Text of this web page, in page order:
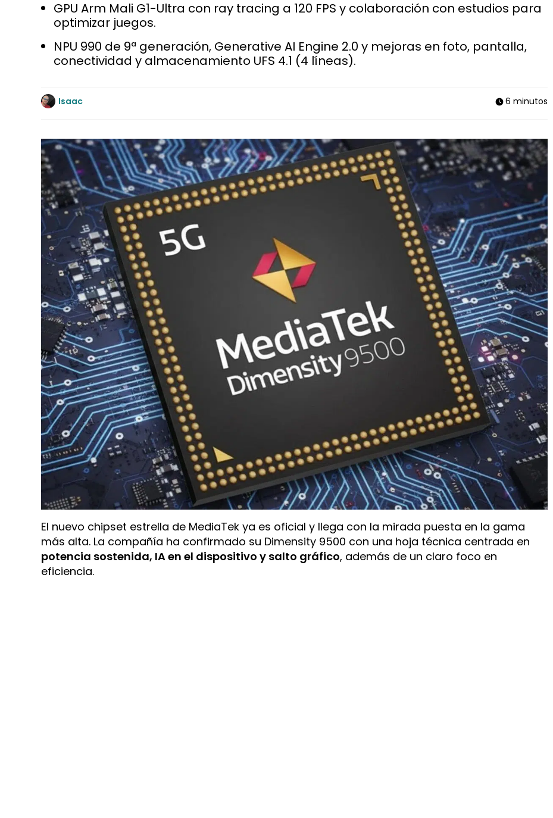
GPU Arm Mali G1-Ultra con ray tracing a 120 FPS y colaboración con estudios para
optimizar juegos.
NPU 990 de 9ª generación, Generative AI Engine 2.0 y mejoras en foto, pantalla,
conectividad y almacenamiento UFS 4.1 (4 líneas).
Isaac 6 minutos
El nuevo chipset estrella de MediaTek ya es oficial y llega con la mirada puesta en la gama
más alta. La compañía ha confirmado su Dimensity 9500 con una hoja técnica centrada en
potencia sostenida, IA en el dispositivo y salto gráfico, además de un claro foco en
eficiencia.